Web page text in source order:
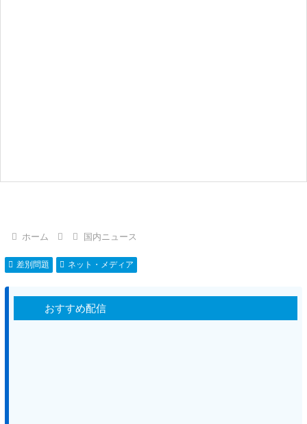
ホーム 国内ニュース
差別問題 ネット・メディア
おすすめ配信